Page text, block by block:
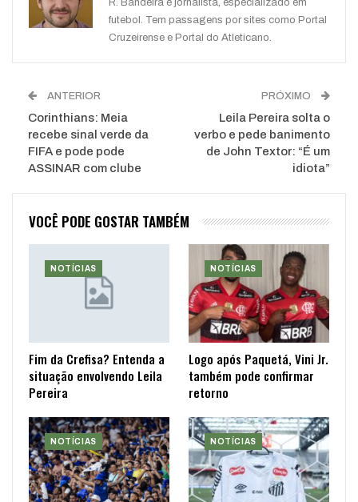
futebol. Tem passagens por sites como Portal
Cruzeirense e Portal do Atleticano.
ANTERIOR
Corinthians: Meia
recebe sinal verde da
FIFA e pode pode
ASSINAR com clube
PRÓXIMO
Leila Pereira solta o
verbo e pede banimento
de John Textor: “É um
idiota”
VOCÊ PODE GOSTAR TAMBÉM
NOTÍCIAS
Fim da Crefisa? Entenda a
situação envolvendo Leila
Pereira
NOTÍCIAS
Logo após Paquetá, Vini Jr.
também pode confirmar
retorno
NOTÍCIAS NOTÍCIAS